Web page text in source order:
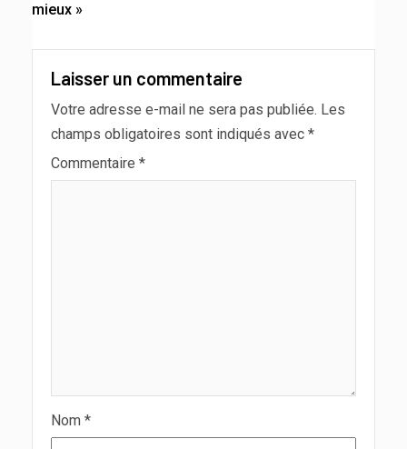
mieux »
Laisser un commentaire
Votre adresse e-mail ne sera pas publiée. Les
champs obligatoires sont indiqués avec *
Commentaire *
Nom *